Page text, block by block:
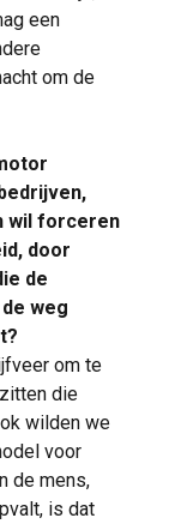
een
om de
wil forceren
door
de
weg
om te
die
wilden we
voor
de mens,
is dat